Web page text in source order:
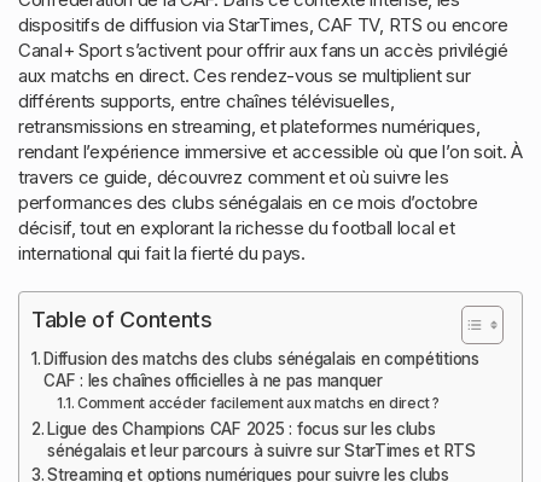
dispositifs de diffusion via StarTimes, CAF TV, RTS ou encore
Canal+ Sport s’activent pour offrir aux fans un accès privilégié
aux matchs en direct. Ces rendez-vous se multiplient sur
différents supports, entre chaînes télévisuelles,
retransmissions en streaming, et plateformes numériques,
rendant l’expérience immersive et accessible où que l’on soit. À
travers ce guide, découvrez comment et où suivre les
performances des clubs sénégalais en ce mois d’octobre
décisif, tout en explorant la richesse du football local et
international qui fait la fierté du pays.
Table of Contents
Diffusion des matchs des clubs sénégalais en compétitions
CAF : les chaînes officielles à ne pas manquer
Comment accéder facilement aux matchs en direct ?
Ligue des Champions CAF 2025 : focus sur les clubs
sénégalais et leur parcours à suivre sur StarTimes et RTS
Streaming et options numériques pour suivre les clubs